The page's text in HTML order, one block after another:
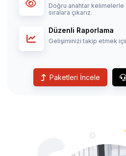
Doğru anahtar kelimelerle
sıralara çıkarız.
Düzenli Raporlama
Gelişiminizi takip etmek
Paketleri İncele